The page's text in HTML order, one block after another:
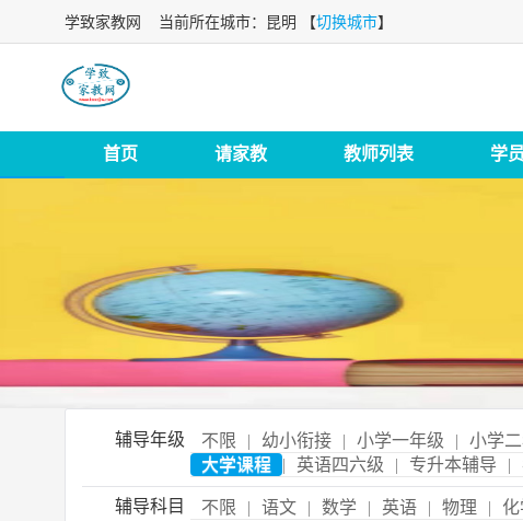
学致家教网 当前所在城市：昆明 【切换城市】
首页 请家教 教师列表 学
辅导年级 不限 | 幼小衔接 | 小学一年级 | 小学
大学课程
| 英语四六级 | 专升本辅导 |
辅导科目 不限 | 语文 | 数学 | 英语 | 物理 | 化